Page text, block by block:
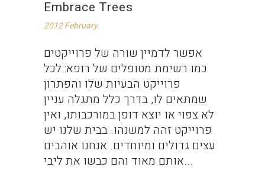
Embrace Trees
2012 February
אפשר לדמיין שורה של פרוייקטים
כמו רשימת מטופלים של רופא: לכל
פרוייקט הבעיות שלו והפתרון
שמתאים לו, בדרך כלל מתגלה עניין
לא צפוי או יוצא דופן במורכבותו, ואין
פרוייקט זהה למשנהו. בבית שלנו יש
עצים גדולים ומיוחדים. אנחנו אוהבים
אותם מאוד והם כבשו את ליבי...